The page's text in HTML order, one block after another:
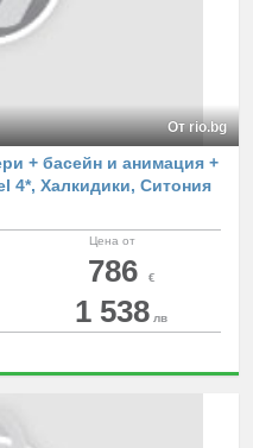
От rio.bg
+ басейн и анимация +
4*, Халкидики, Ситония
Цена от
786 €
1 538 лв